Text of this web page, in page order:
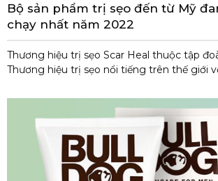
Bộ sản phẩm trị sẹo đến từ Mỹ
chạy nhất năm 2022
Thương hiệu trị sẹo Scar Heal thuộc tập
Thương hiệu trị sẹo nổi tiếng trên thế giới
Các sản phẩm của Scar Heal được các